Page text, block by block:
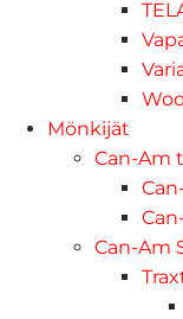
Mönkijät
Can-Am
Can-Am